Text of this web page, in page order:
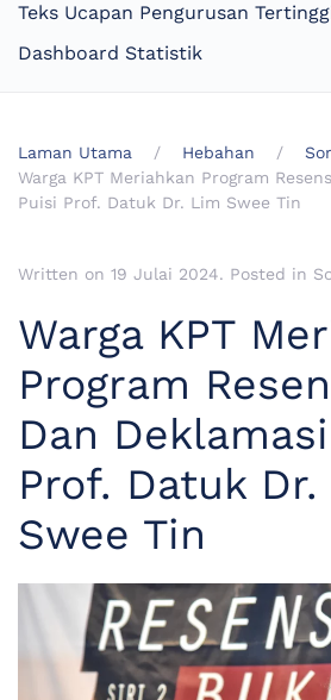
Teks Ucapan Pengurusan
Dashboard Statistik
Laman Utama Hebahan
Warga KPT Meriahkan Program
Puisi Prof. Datuk Dr. Lim Swee Tin
Written on 19 Julai 2024. Posted in
Warga KPT
Program
Dan
Prof. Datuk
Swee Tin